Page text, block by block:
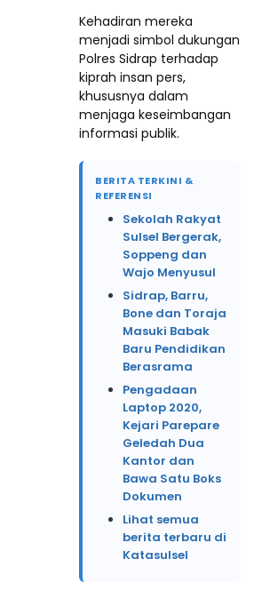
Kehadiran mereka
menjadi simbol dukungan
Polres Sidrap terhadap
kiprah insan pers,
khususnya dalam
menjaga keseimbangan
informasi publik.
BERITA TERKINI &
REFERENSI
Sekolah Rakyat
Sulsel Bergerak,
Soppeng dan
Wajo Menyusul
Sidrap, Barru,
Bone dan Toraja
Masuki Babak
Baru Pendidikan
Berasrama
Pengadaan
Laptop 2020,
Kejari Parepare
Geledah Dua
Kantor dan
Bawa Satu Boks
Dokumen
Lihat semua
berita terbaru di
Katasulsel